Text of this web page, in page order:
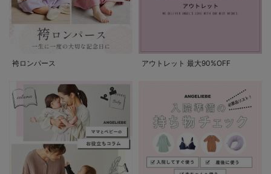
袴ロンパース アウトレット 最大90%OFF